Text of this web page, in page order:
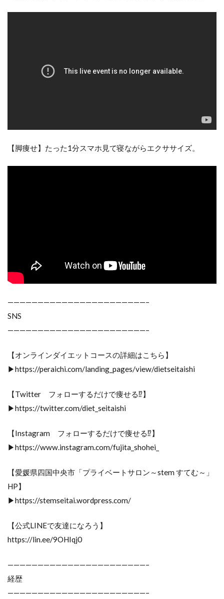
【脚痩せ】たった1分スマホ見て寝ながらエクササイズ。
———————————————————————–
SNS
———————————————————————–
【オンラインダイエットコースの詳細はこちら】
▶https://peraichi.com/landing_pages/view/dietseitaishi
【Twitter フォローするだけで痩せる⁉】
▶https://twitter.com/diet_seitaishi
【Instagram フォローするだけで痩せる⁉】
▶https://www.instagram.com/fujita_shohei_
【愛媛県四国中央市「プライベートサロン～stem すてむ～」
HP】
▶https://stemseitai.wordpress.com/
【公式LINEで友達になろう】
https://lin.ee/9OHIqj0
———————————————————————–
経歴
———————————————————————–